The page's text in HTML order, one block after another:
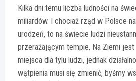
Kilka dni temu liczba ludności na
miliardów. I chociaż rząd w Polsce
urodzeń, to na świecie ludzi
przerażającym tempie. Na Ziemi
miejsca dla tylu ludzi, jednak
wątpienia musi się zmienić, byśmy